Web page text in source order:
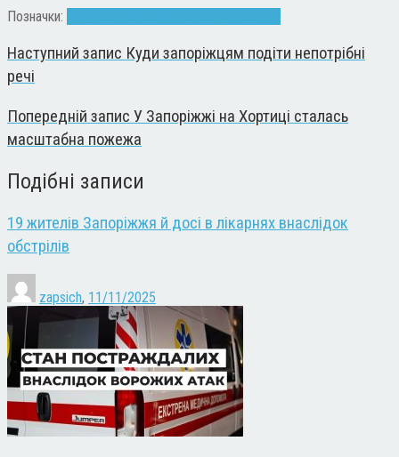
Позначки:
Наступний запис Куди запоріжцям подіти непотрібні
речі
Попередній запис У Запоріжжі на Хортиці сталась
масштабна пожежа
Подібні записи
19 жителів Запоріжжя й досі в лікарнях внаслідок
обстрілів
zapsich, 11/11/2025